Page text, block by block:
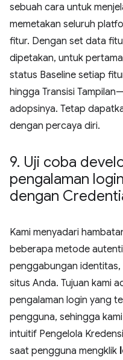
sebuah cara untuk
memetakan seluruh
fitur. Dengan set data
dipetakan, untuk
status Baseline setiap
hingga Transisi
adopsinya. Tetap
dengan percaya diri.
9. Uji coba
pengalaman
dengan
Kami menyadari
beberapa metode
penggabungan
situs Anda. Tujuan kami
pengalaman login yang
pengguna, sehingga
intuitif Pengelola
saat pengguna mengklik